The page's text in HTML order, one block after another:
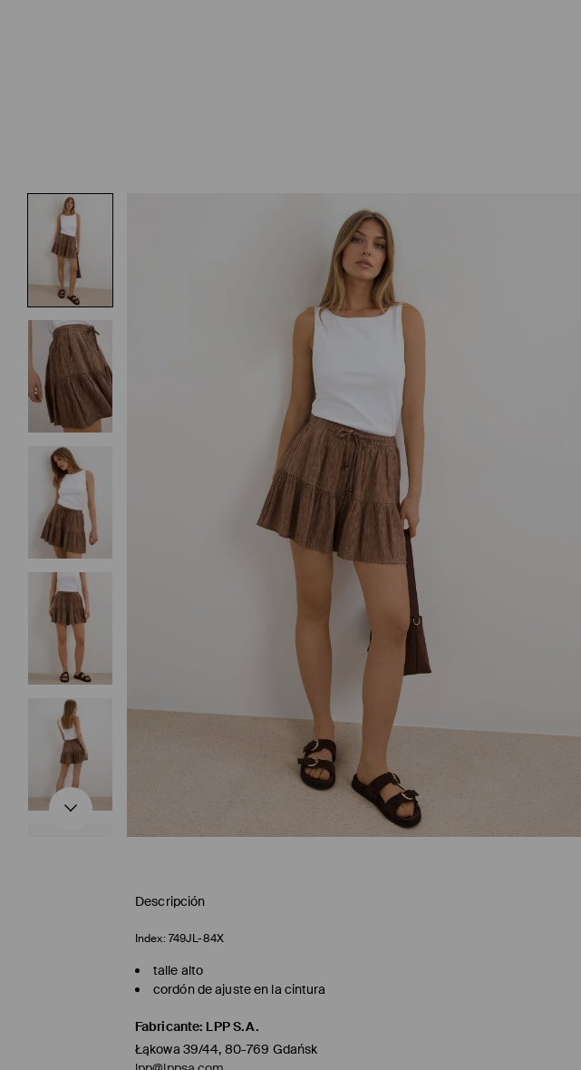
Descripción
Index: 749JL-84X
talle alto
cordón de ajuste en la cintura
Fabricante: LPP S.A.
Łąkowa 39/44, 80-769 Gdańsk